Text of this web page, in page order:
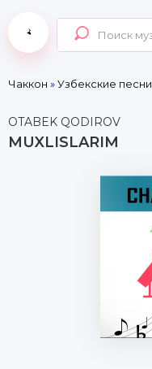
Чаккон »Узбекские песни
OTABEK QODIROV
MUXLISLARIM